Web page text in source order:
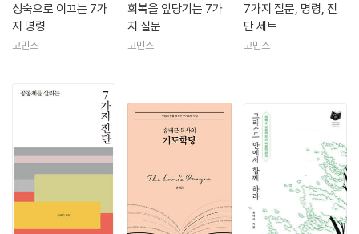
성숙으로 이끄는 7가
지 명령
고민스
회복을 앞당기는 7가
지 질문
고민스
7가지 질문, 명령, 진
단 세트
고민스